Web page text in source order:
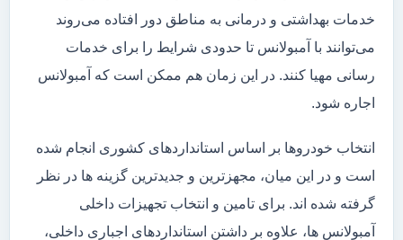
خدمات بهداشتی و درمانی به مناطق دور افتاده می‌روند
می‌توانند با آمبولانس تا حدودی شرایط را برای خدمات
رسانی مهیا کنند. در این زمان هم ممکن است که آمبولانس
اجاره شود.
انتخاب خودروها بر اساس استانداردهای کشوری انجام شده
است و در این میان، مجهزترین و جدیدترین گزینه ها در نظر
گرفته شده اند. برای تامین و انتخاب تجهیزات داخلی
آمبولانس ها، علاوه بر داشتن استانداردهای اجباری داخلی،